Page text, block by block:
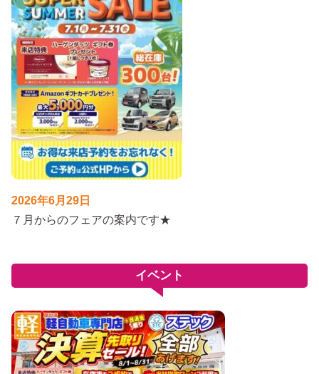
2026年6月29日
７月からのフェアの案内です★
イベント